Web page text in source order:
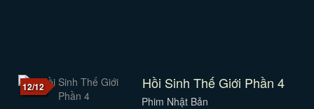
12/12 Hồi Sinh Thế Giới Phần 4
Phim Nhật Bản